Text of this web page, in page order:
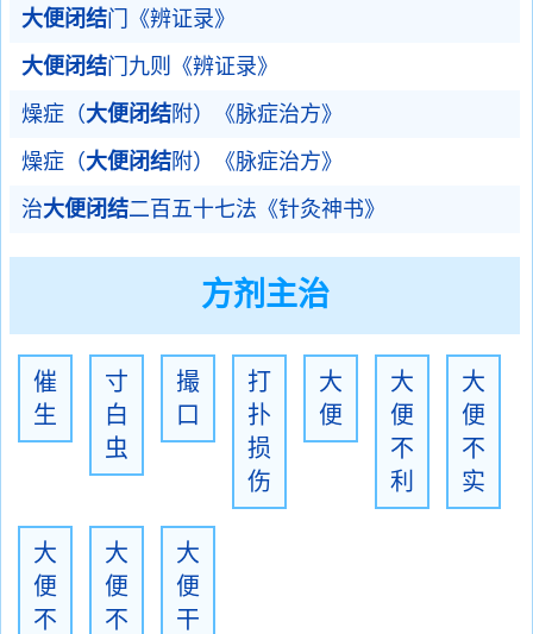
大便闭结门《辨证录》
大便闭结门九则《辨证录》
燥症（大便闭结附）《脉症治方》
燥症（大便闭结附）《脉症治方》
治大便闭结二百五十七法《针灸神书》
方剂主治
催
生
寸
白
虫
撮
口
打
扑
损
伤
大
便
大
便
不
利
大
便
不
实
大
便
不
大
便
不
大
便
干